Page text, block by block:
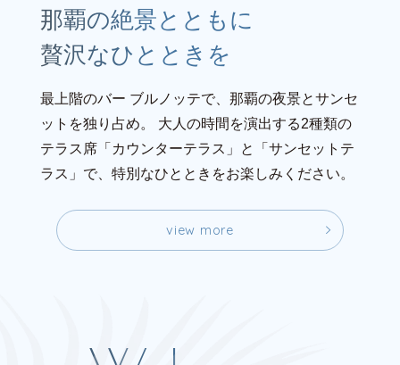
那覇の絶景とともに
贅沢なひとときを
最上階のバー ブルノッテで、那覇の夜景とサンセ
ットを独り占め。
大人の時間を演出する2種類の
テラス席「カウンターテラス」と「サンセットテ
ラス」で、特別なひとときをお楽しみください。
view more